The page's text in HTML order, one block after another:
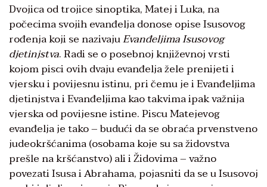
Dvojica od trojice sinoptika, Matej i Luka, na
počecima svojih evanđelja donose opise Isusovog
rođenja koji se nazivajuEvanđeljima Isusovog
djetinjstva. Radi se o posebnoj književnoj vrsti
kojom pisci ovih dvaju evanđelja žele prenijeti i
vjersku i povijesnu istinu, pri čemu je i Evanđeljima
djetinjstva i Evanđeljima kao takvima ipak važnija
vjerska od povijesne istine. Piscu Matejevog
evanđelja je tako – budući da se obraća prvenstveno
judeokršćanima (osobama koje su sa židovstva
prešle na kršćanstvo) ali i Židovima – važno
povezati Isusa i Abrahama, pojasniti da se u Isusovoj